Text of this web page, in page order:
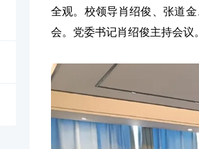
全观。校领导肖绍俊、张道
会。党委书记肖绍俊主持会议。